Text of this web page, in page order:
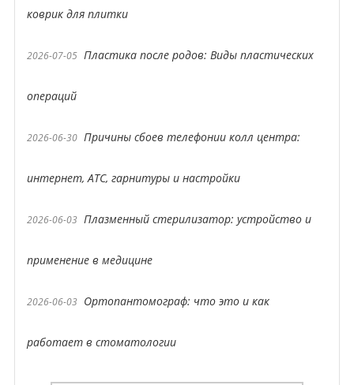
коврик для плитки
2026-07-05 Пластика после родов: Виды пластических
операций
2026-06-30 Причины сбоев телефонии колл центра:
интернет, АТС, гарнитуры и настройки
2026-06-03 Плазменный стерилизатор: устройство и
применение в медицине
2026-06-03 Ортопантомограф: что это и как
работает в стоматологии